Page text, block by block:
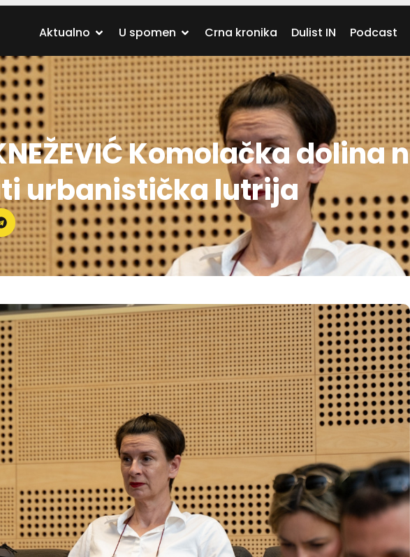
Aktualno U spomen Crna kronika Dulist IN Podcast
Komolačka dolina
urbanistička lutrija